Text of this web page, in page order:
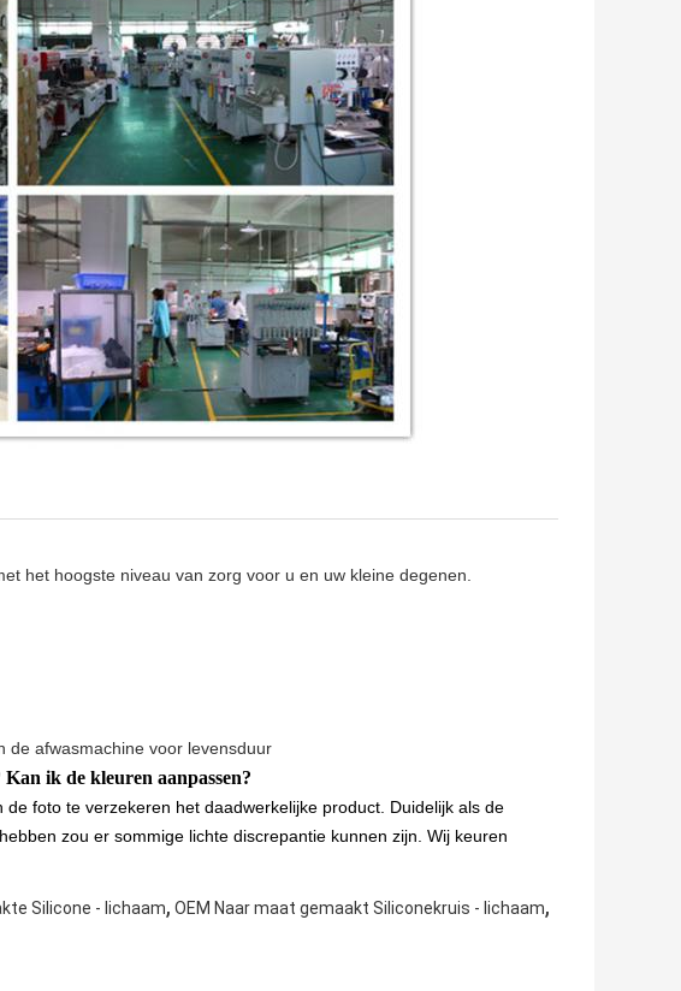
het hoogste niveau van zorg voor u en uw kleine degenen.
de afwasmachine voor levensduur
ik de kleuren aanpassen?
foto te verzekeren het daadwerkelijke product. Duidelijk als de
zou er sommige lichte discrepantie kunnen zijn. Wij keuren
Silicone - lichaam, OEM Naar maat gemaakt Siliconekruis - lichaam,